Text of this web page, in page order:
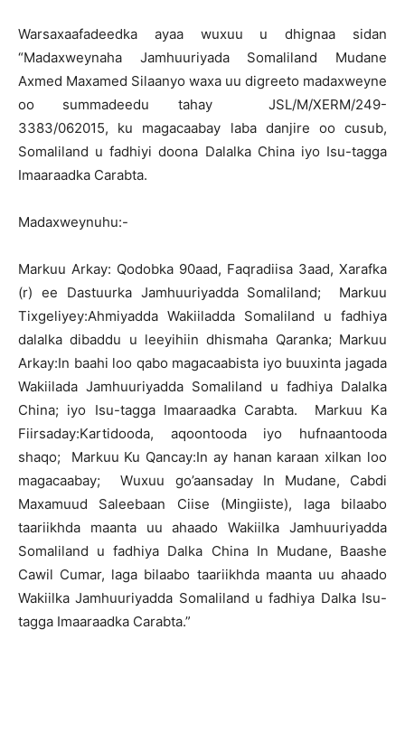
Warsaxaafadeedka ayaa wuxuu u dhignaa sidan
“Madaxweynaha Jamhuuriyada Somaliland Mudane
Axmed Maxamed Silaanyo waxa uu digreeto madaxweyne
oo summadeedu tahay JSL/M/XERM/249-
3383/062015, ku magacaabay laba danjire oo cusub,
Somaliland u fadhiyi doona Dalalka China iyo Isu-tagga
Imaaraadka Carabta.
Madaxweynuhu:-
Markuu Arkay: Qodobka 90aad, Faqradiisa 3aad, Xarafka
(r) ee Dastuurka Jamhuuriyadda Somaliland; Markuu
Tixgeliyey:Ahmiyadda Wakiiladda Somaliland u fadhiya
dalalka dibaddu u leeyihiin dhismaha Qaranka; Markuu
Arkay:In baahi loo qabo magacaabista iyo buuxinta jagada
Wakiilada Jamhuuriyadda Somaliland u fadhiya Dalalka
China; iyo Isu-tagga Imaaraadka Carabta. Markuu Ka
Fiirsaday:Kartidooda, aqoontooda iyo hufnaantooda
shaqo; Markuu Ku Qancay:In ay hanan karaan xilkan loo
magacaabay; Wuxuu go’aansaday In Mudane, Cabdi
Maxamuud Saleebaan Ciise (Mingiiste), laga bilaabo
taariikhda maanta uu ahaado Wakiilka Jamhuuriyadda
Somaliland u fadhiya Dalka China In Mudane, Baashe
Cawil Cumar, laga bilaabo taariikhda maanta uu ahaado
Wakiilka Jamhuuriyadda Somaliland u fadhiya Dalka Isu-
tagga Imaaraadka Carabta.”